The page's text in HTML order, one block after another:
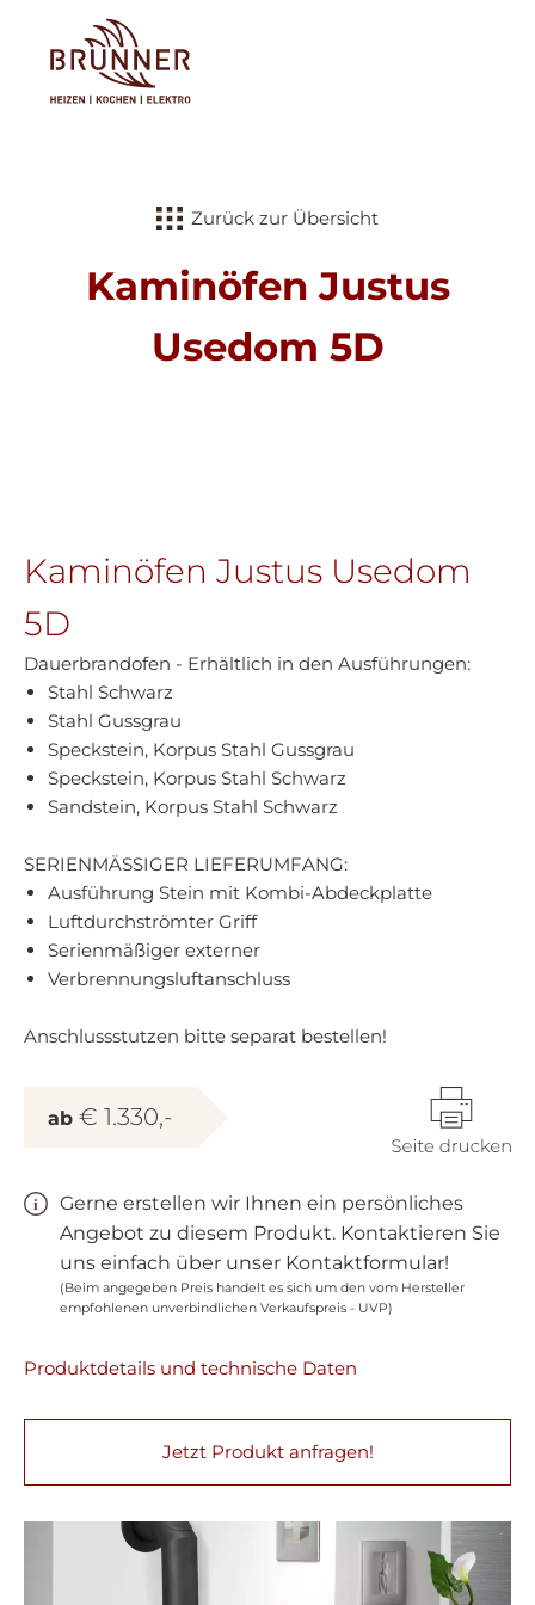
Zurück zur Übersicht
Kaminöfen Justus
Usedom 5D
Kaminöfen Justus Usedom
5D
Dauerbrandofen - Erhältlich in den Ausführungen:
Stahl Schwarz
Stahl Gussgrau
Speckstein, Korpus Stahl Gussgrau
Speckstein, Korpus Stahl Schwarz
Sandstein, Korpus Stahl Schwarz
SERIENMÄSSIGER LIEFERUMFANG:
Ausführung Stein mit Kombi-Abdeckplatte
Luftdurchströmter Griff
Serienmäßiger externer
Verbrennungsluftanschluss
Anschlussstutzen bitte separat bestellen!
ab € 1.330,-
Gerne erstellen wir Ihnen ein persönliches
Angebot zu diesem Produkt. Kontaktieren Sie
uns einfach über unser Kontaktformular!
(Beim angegeben Preis handelt es sich um den vom Hersteller
empfohlenen unverbindlichen Verkaufspreis - UVP)
Produktdetails und technische Daten
Jetzt Produkt anfragen!